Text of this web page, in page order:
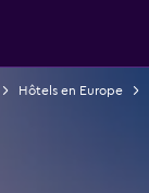
Hôtels en Europe